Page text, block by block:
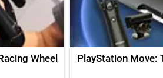
Wheel
PlayStation Move: